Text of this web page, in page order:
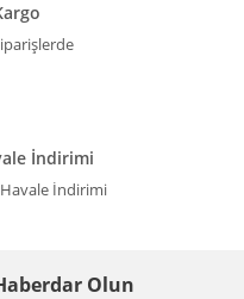
İndirimi
İndirimi
Olun